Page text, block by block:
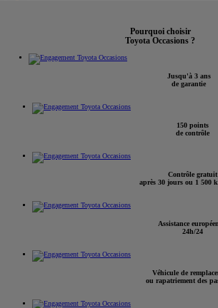
Pourquoi choisir
Toyota Occasions ?
Jusqu'à 3 ans
de garantie
150 points
de contrôle
Contrôle gratuit
après 30 jours ou 1 500
Assistance
24h/24
Véhicule de
ou rapatriement des